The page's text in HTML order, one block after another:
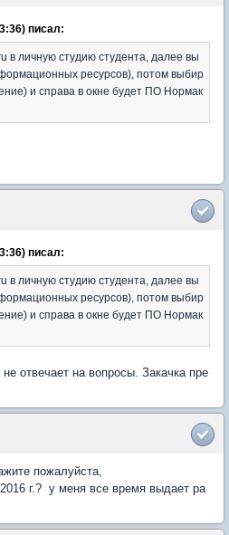
писал:
в личную студию студента, далее вы
ресурсов), потом выбир
и справа в окне будет ПО Нормак
писал:
в личную студию студента, далее вы
ресурсов), потом выбир
и справа в окне будет ПО Нормак
отвечает на вопросы. Закачка пре
пожалуйста,
г.? у меня все время выдает ра